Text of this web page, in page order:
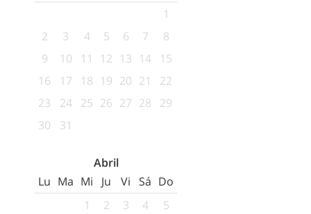
1
2
3 4 5 6 7
8
9
10 11 12 13 14
15
16
17 18 19 20 21
22
23
24 25 26 27 28
29
30
31
Abril
Lu Ma Mi Ju Vi Sá Do
1
2 3 4
5